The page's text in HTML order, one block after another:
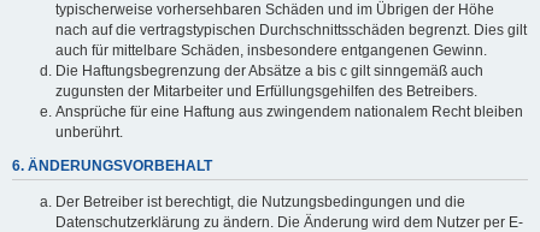
typischerweise vorhersehbaren Schäden und im Übrigen der Höhe
nach auf die vertragstypischen Durchschnittsschäden begrenzt. Dies gilt
auch für mittelbare Schäden, insbesondere entgangenen Gewinn.
Die Haftungsbegrenzung der Absätze a bis c gilt sinngemäß auch
zugunsten der Mitarbeiter und Erfüllungsgehilfen des Betreibers.
Ansprüche für eine Haftung aus zwingendem nationalem Recht bleiben
unberührt.
6. ÄNDERUNGSVORBEHALT
Der Betreiber ist berechtigt, die Nutzungsbedingungen und die
Datenschutzerklärung zu ändern. Die Änderung wird dem Nutzer per E-